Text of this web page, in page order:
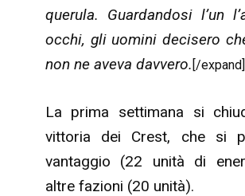
querula. Guardandosi l’un
occhi, gli uomini decisero
non ne aveva davvero. [/expand]
La prima settimana si
vittoria dei Crest, che si
vantaggio (22 unità di
altre fazioni (20 unità).